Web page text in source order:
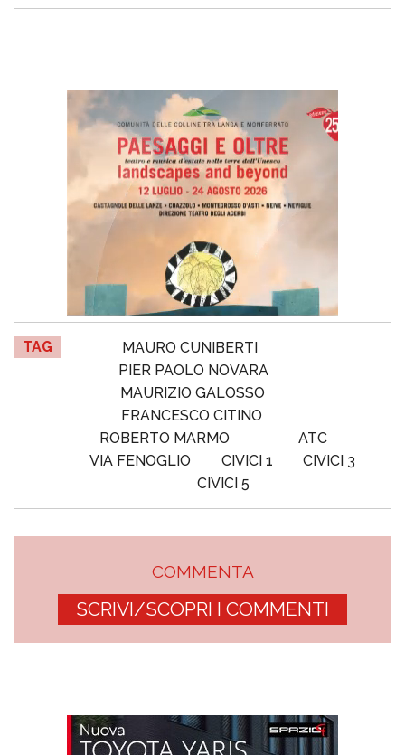
TAG
MAURO CUNIBERTI
PIER PAOLO NOVARA
MAURIZIO GALOSSO
FRANCESCO CITINO
ROBERTO MARMO
ATC
VIA FENOGLIO
CIVICI 1
CIVICI 3
CIVICI 5
COMMENTA
SCRIVI/SCOPRI I COMMENTI